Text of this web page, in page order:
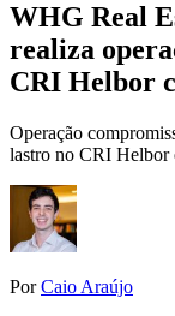
WHG Real
realiza
CRI Helbor
Operação
lastro no CRI Helbor
PorCaio Araújo